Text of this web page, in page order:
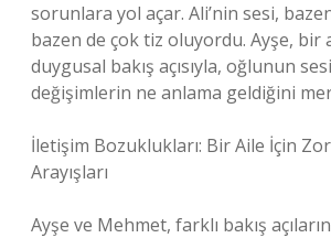
sorunlara yol açar. Ali’nin sesi,
bazen de çok tiz oluyordu. Ayşe, bir
duygusal bakış açısıyla, oğlunun
değişimlerin ne anlama geldiğini
İletişim Bozuklukları: Bir Aile İçin
Arayışları
Ayşe ve Mehmet, farklı bakış